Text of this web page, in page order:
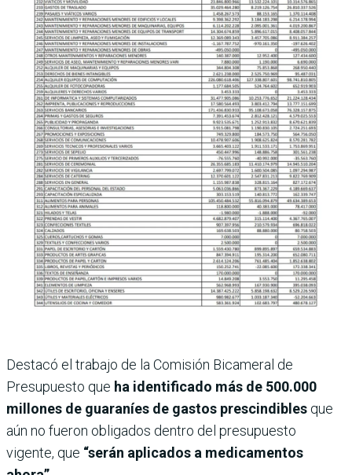
Destacó el trabajo de la Comisión Bicameral de
Presupuesto que ha identificado más de 500.000
millones de guaraníes de gastos prescindibles que
aún no fueron obligados dentro del presupuesto
vigente, que “serán aplicados a medicamentos